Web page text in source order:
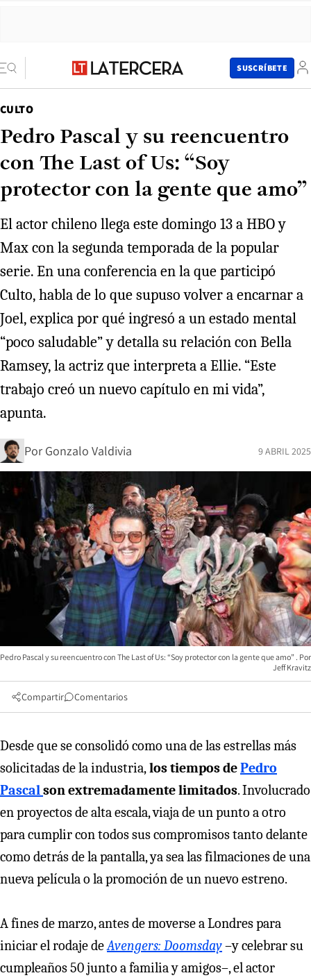
SUSCRÍBETE
CULTO
Pedro Pascal y su reencuentro
con The Last of Us: “Soy
protector con la gente que amo”
El actor chileno llega este domingo 13 a HBO y
Max con la segunda temporada de la popular
serie. En una conferencia en la que participó
Culto, habla de lo que supuso volver a encarnar a
Joel, explica por qué ingresó a un estado mental
“poco saludable” y detalla su relación con Bella
Ramsey, la actriz que interpreta a Ellie. “Este
trabajo creó un nuevo capítulo en mi vida”,
apunta.
Por Gonzalo Valdivia 9 ABRIL 2025
Pedro Pascal y su reencuentro con The Last of Us: “Soy protector con la gente que amo”
Jeff Kravitz
Compartir Comentarios
Desde que se consolidó como una de las estrellas más
solicitadas de la industria,los tiempos dePedro
Pascalson extremadamente limitados. Involucrado
en proyectos de alta escala, viaja de un punto a otro
para cumplir con todos sus compromisos tanto delante
como detrás de la pantalla, ya sea las filmaciones de una
nueva película o la promoción de un nuevo estreno.
A fines de marzo, antes de moverse a Londres para
iniciar el rodaje deAvengers: Doomsday–y celebrar su
cumpleaños 50 junto a familia y amigos–, el actor